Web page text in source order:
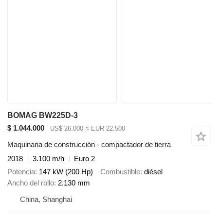
BOMAG BW225D-3
$ 1.044.000
US$ 26.000 ≈ EUR 22.500
Maquinaria de construcción - compactador de tierra
2018
3.100 m/h
Euro 2
Potencia 147 kW (200 Hp) Combustible diésel
Ancho del rollo 2.130 mm
China, Shanghai